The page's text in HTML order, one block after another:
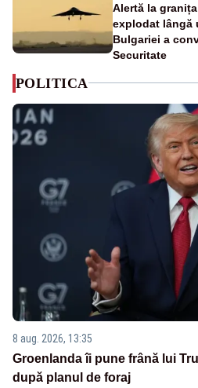
Alertă la
explodat lângă
Bulgariei a
Securitate
POLITICA
8 aug. 2026, 13:35
Groenlanda îi pune frână lui
după planul de foraj